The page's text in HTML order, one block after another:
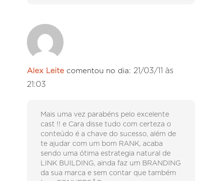
Alex Leite comentou no dia: 21/03/11 às
21:03
Mais uma vez parabéns pelo excelente
cast !! e Cara disse tudo com certeza o
conteúdo é a chave do sucesso, além de
te ajudar com um bom RANK, acaba
sendo uma ótima estrategia natural de
LINK BUILDING, ainda faz um BRANDING
da sua marca e sem contar que também